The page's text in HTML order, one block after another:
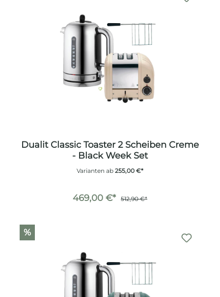
Dualit Classic Toaster 2 Scheiben Creme
- Black Week Set
Varianten ab 255,00 €*
469,00 €* 512,90 €*
%